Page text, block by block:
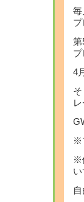
毎
プ
第
プ
4
※
※